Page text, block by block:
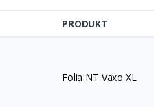
PRODUKT
Folia NT Vaxo XL